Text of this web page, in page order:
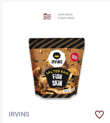
IRVINS